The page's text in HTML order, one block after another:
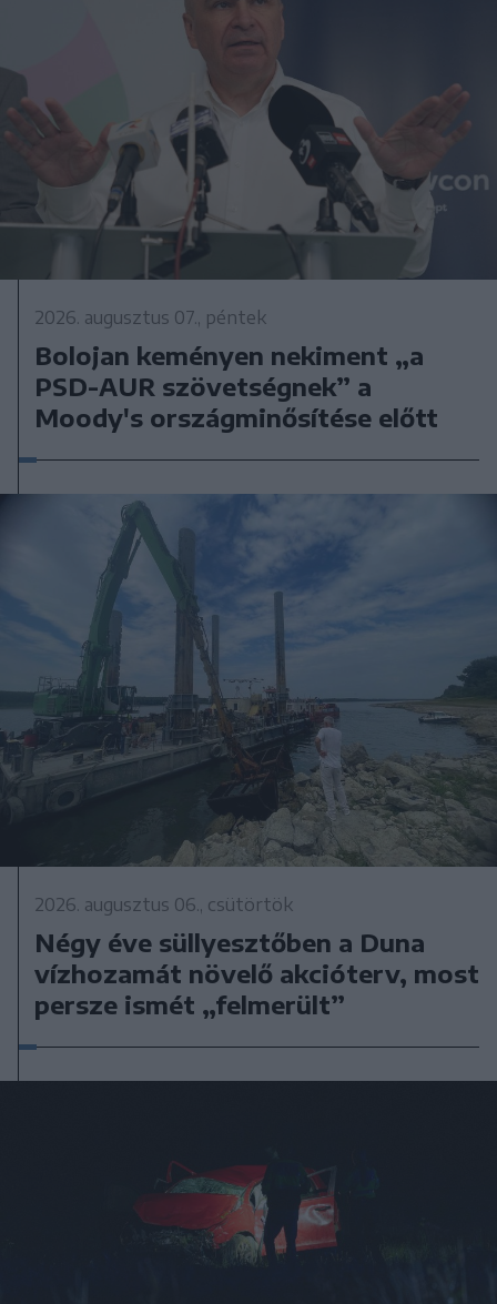
2026. augusztus 07., péntek
Bolojan keményen nekiment „a
PSD-AUR szövetségnek” a
Moody's országminősítése előtt
2026. augusztus 06., csütörtök
Négy éve süllyesztőben a Duna
vízhozamát növelő akcióterv, most
persze ismét „felmerült”